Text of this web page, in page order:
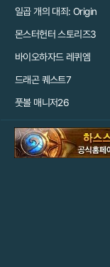
일곱 개의 대죄: Origin
몬스터헌터 스토리즈3
바이오하자드 레퀴엠
드래곤 퀘스트7
풋볼 매니저26